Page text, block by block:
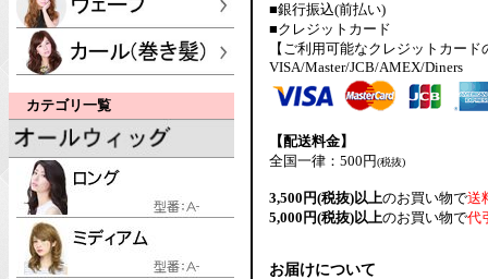
カテゴリ一覧
■銀行振込(前払い)
■クレジットカード
【ご利用可能なクレジットカード
VISA/Master/JCB/AMEX/Diners
【配送料金】
全国一律：500円(税抜)
3,500円(税抜)以上のお買い物で送
5,000円(税抜)以上のお買い物で代
お届けについて